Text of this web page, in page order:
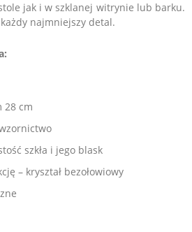
jak i w szklanej witrynie lub barku.
najmniejszy detal.
28 cm
szkła i jego blask
– kryształ bezołowiowy